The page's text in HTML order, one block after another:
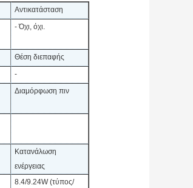
Αντικατάσταση
- Όχι, όχι.
Θέση διεπαφής
-
Διαμόρφωση πιν
Κατανάλωση
ενέργειας
8.4/9.24W (τύπος/